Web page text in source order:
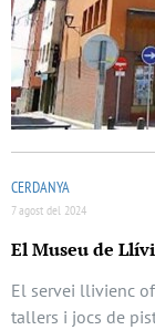
CERDANYA
7 agost del 2024
El Museu de
El servei llivienc
tallers i jocs de